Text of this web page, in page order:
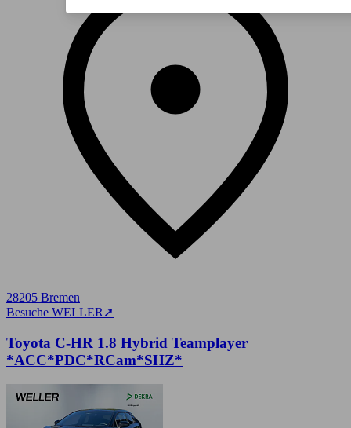
28205 Bremen
Besuche WELLER➚
Toyota C-HR 1.8 Hybrid Teamplayer
*ACC*PDC*RCam*SHZ*